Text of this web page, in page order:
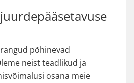
põhinevad
neist teadlikud ja
osana meie